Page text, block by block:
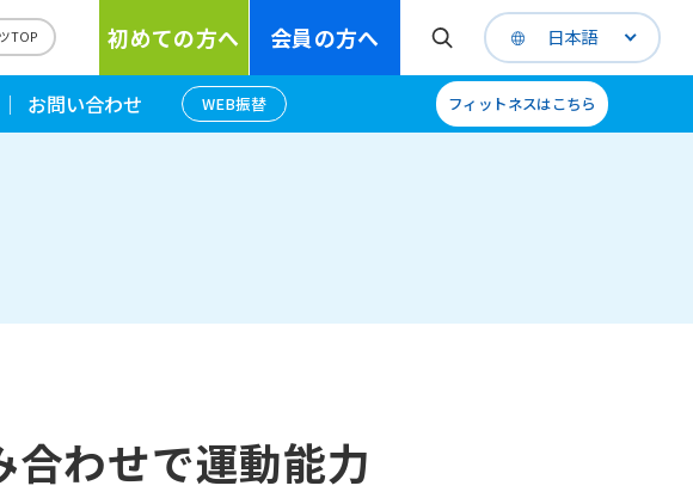
TOP 初めての方へ 会員の方へ 日本語
お問い合わせ WEB振替 フィットネスはこちら
合わせで運動能力